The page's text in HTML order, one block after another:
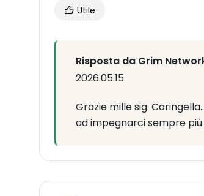
Utile
Risposta da Grim
2026.05.15
Grazie mille sig.
ad impegnarci sempre più